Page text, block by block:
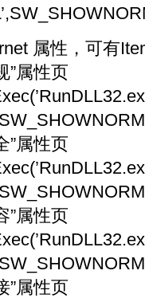
属性，可有
属性页
属性页
属性页
属性页